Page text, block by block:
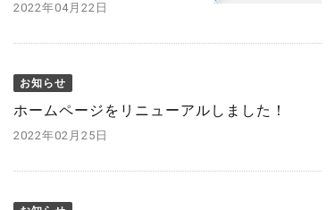
2022年04月22日
お知らせ
ホームページをリニューアルしました！
2022年02月25日